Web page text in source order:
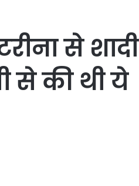
से शादी
से की थी ये